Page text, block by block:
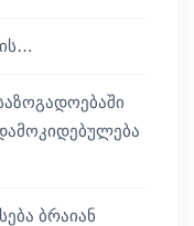
ბრაიან